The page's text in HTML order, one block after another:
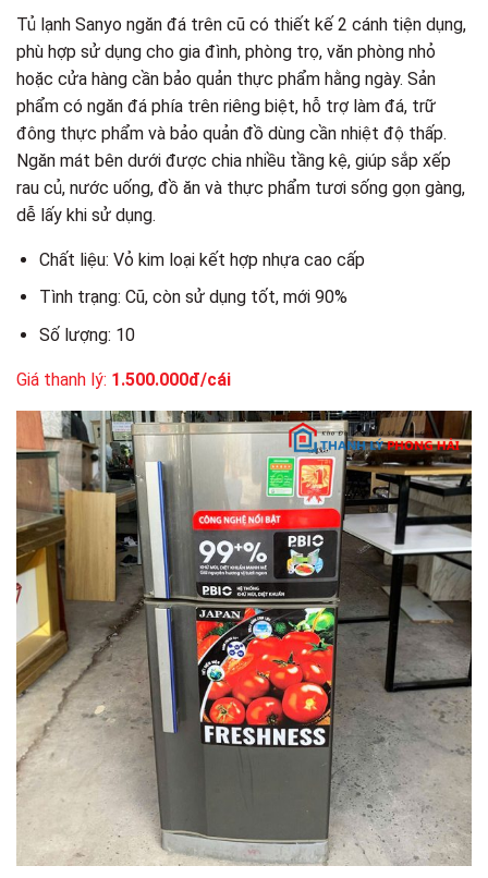
Tủ lạnh Sanyo ngăn đá trên cũ có thiết kế 2 cánh tiện dụng,
phù hợp sử dụng cho gia đình, phòng trọ, văn phòng nhỏ
hoặc cửa hàng cần bảo quản thực phẩm hằng ngày. Sản
phẩm có ngăn đá phía trên riêng biệt, hỗ trợ làm đá, trữ
đông thực phẩm và bảo quản đồ dùng cần nhiệt độ thấp.
Ngăn mát bên dưới được chia nhiều tầng kệ, giúp sắp xếp
rau củ, nước uống, đồ ăn và thực phẩm tươi sống gọn gàng,
dễ lấy khi sử dụng.
Chất liệu: Vỏ kim loại kết hợp nhựa cao cấp
Tình trạng: Cũ, còn sử dụng tốt, mới 90%
Số lượng: 10
Giá thanh lý: 1.500.000đ/cái